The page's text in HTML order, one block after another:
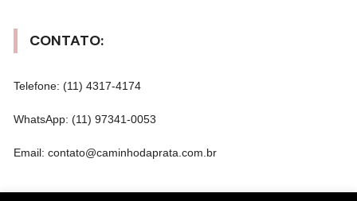
CONTATO:
Telefone: (11) 4317-4174
WhatsApp: (11) 97341-0053
Email: contato@caminhodaprata.com.br